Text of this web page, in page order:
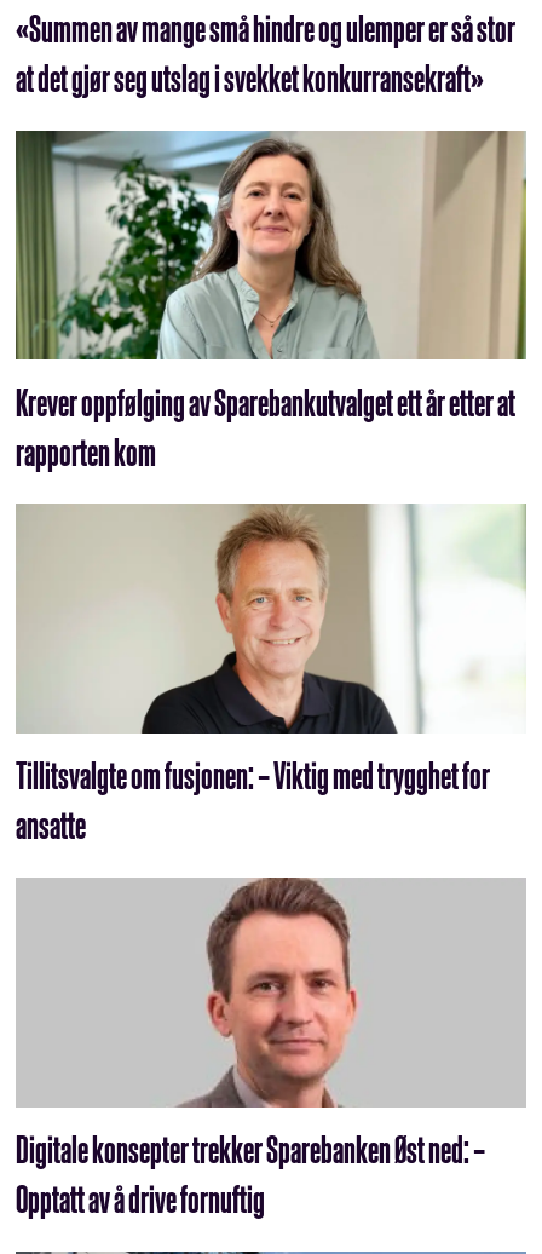
«Summen av mange små hindre og ulemper er så stor
at det gjør seg utslag i svekket konkurransekraft»
Krever oppfølging av Sparebankutvalget ett år etter at
rapporten kom
Tillitsvalgte om fusjonen: – Viktig med trygghet for
ansatte
Digitale konsepter trekker Sparebanken Øst ned: –
Opptatt av å drive fornuftig